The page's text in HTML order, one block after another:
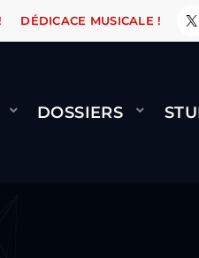
ÇA LE FAIT !
DÉDICACE MUSICALE !
DOSSIERS